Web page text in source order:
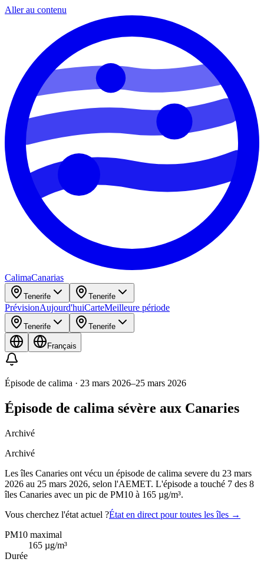
Aller au contenu
CalimaCanarias
Tenerife Tenerife
PrévisionAujourd'huiCarteMeilleure période
Tenerife Tenerife
Français
Épisode de calima · 23 mars 2026–25 mars 2026
Épisode de calima sévère aux Canaries
Archivé
Archivé
Les îles Canaries ont vécu un épisode de calima severe du 23 mars
2026 au 25 mars 2026, selon l'AEMET. L'épisode a touché 7 des 8
îles Canaries avec un pic de PM10 à 165 µg/m³.
Vous cherchez l'état actuel ?État en direct pour toutes les îles →
PM10 maximal
165 µg/m³
Durée